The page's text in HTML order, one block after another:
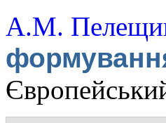
А.М.